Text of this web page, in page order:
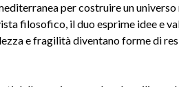
per costruire un universo
filosofico, il duo esprime idee e
e fragilità diventano forme di